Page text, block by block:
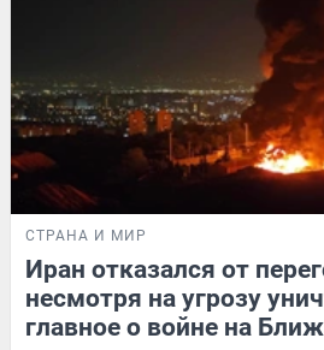
СТРАНА И МИР
Иран отказался от
несмотря на угрозу
главное о войне на